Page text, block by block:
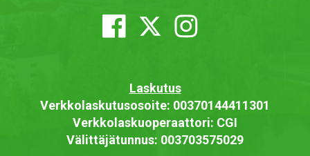
Laskutus
Verkkolaskutusosoite: 00370144411301
Verkkolaskuoperaattori: CGI
Välittäjätunnus: 003703575029